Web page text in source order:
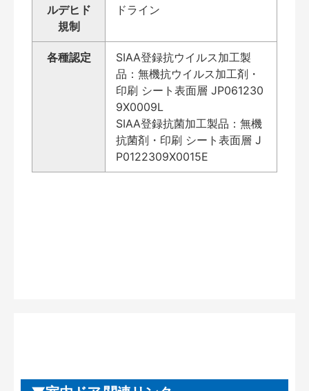
ルデヒド
規制
ドライン
各種認定
SIAA登録抗ウイルス加工製
品：無機抗ウイルス加工剤・
印刷 シート表面層 JP061230
9X0009L
SIAA登録抗菌加工製品：無機
抗菌剤・印刷 シート表面層 J
P0122309X0015E